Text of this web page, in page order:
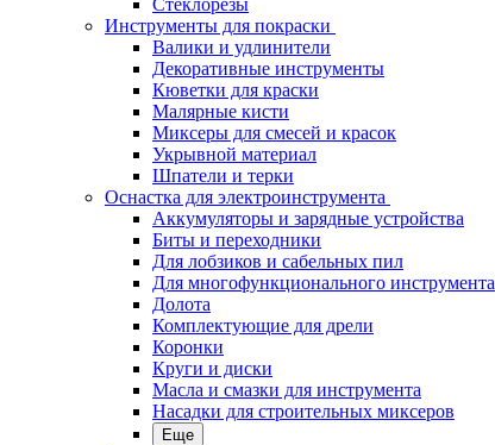
Инструменты для покраски
Валики и удлинители
Декоративные инструменты
Кюветки для краски
Малярные кисти
Миксеры для смесей и красок
Укрывной материал
Шпатели и терки
Оснастка для электроинструмента
Аккумуляторы и зарядные устройства
Биты и переходники
Для лобзиков и сабельных пил
Для многофункционального инструмента
Долота
Комплектующие для дрели
Коронки
Круги и диски
Масла и смазки для инструмента
Насадки для строительных миксеров
Еще